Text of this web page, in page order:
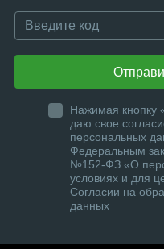
Нажимая кнопку
даю свое
персональных
Федеральным
№152-ФЗ «О
условиях и для
Согласии на
данных